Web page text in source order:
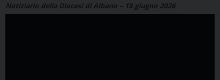
Notiziario della Diocesi di Albano – 18 giugno 2026